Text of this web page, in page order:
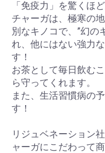
「免疫力」を驚くほ
チャーガは、極寒の
別なキノコで、”幻の
れ、他にはない強力
す！
お茶として毎日飲む
ら守ってくれます。
また、生活習慣病の
す！
リジュベネーション
ャーガにこだわって